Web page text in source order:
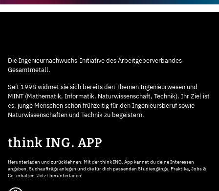
Die Ingenieurnachwuchs-Initiative des Arbeitgeberverbandes
Gesamtmetall.
Seit 1998 widmet sie sich bereits den Themen Ingenieurwesen und
MINT (Mathematik, Informatik, Naturwissenschaft, Technik). Ihr Ziel ist
es, junge Menschen schon frühzeitig für den Ingenieursberuf sowie
Naturwissenschaften und Technik zu begeistern.
think ING. APP
Herunterladen und zurücklehnen: Mit der think ING. App kannst du deine Interessen
angeben, Suchaufträge anlegen und die für dich passenden Studiengänge, Praktika, Jobs &
Co. erhalten. Jetzt herunterladen!